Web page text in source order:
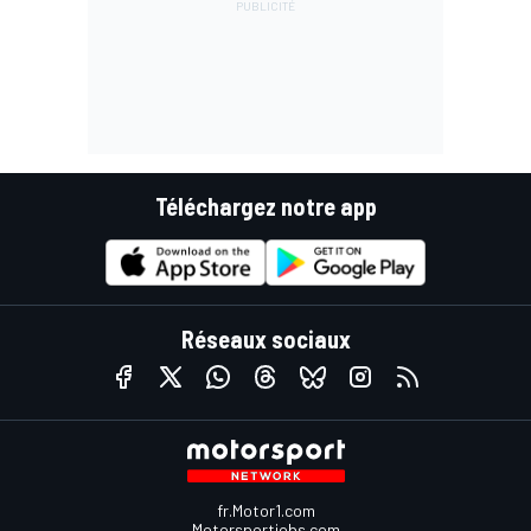
Téléchargez notre app
Réseaux sociaux
fr.Motor1.com